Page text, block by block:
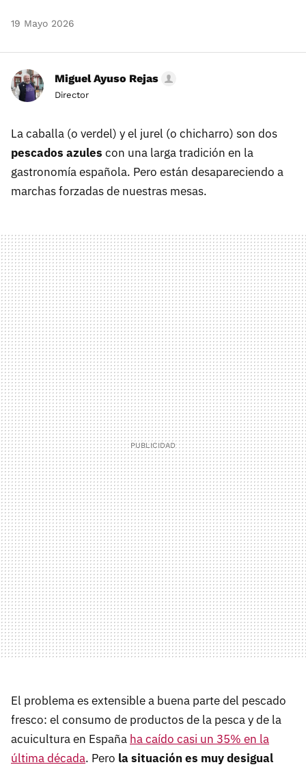
19 Mayo 2026
Miguel Ayuso Rejas
Director
La caballa (o verdel) y el jurel (o chicharro) son dos
pescados azules con una larga tradición en la
gastronomía española. Pero están desapareciendo a
marchas forzadas de nuestras mesas.
El problema es extensible a buena parte del pescado
fresco: el consumo de productos de la pesca y de la
acuicultura en España ha caído casi un 35% en la
última década. Pero la situación es muy desigual